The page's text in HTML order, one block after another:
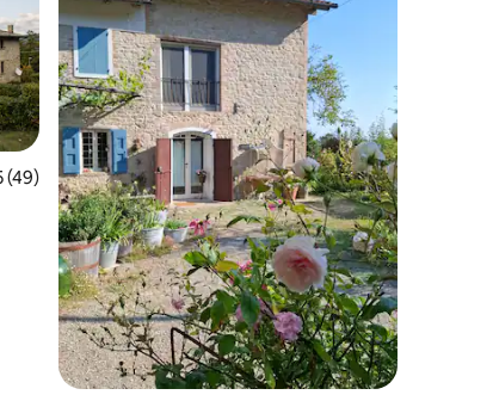
นนเฉลี่ย 5 จาก 5, 49 รีวิว
(49)